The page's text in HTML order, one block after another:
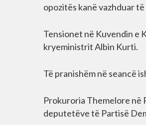
opozitës kanë vazhduar
Tensionet në Kuvendin e
kryeministrit Albin Kurti.
Të pranishëm në seancë
Prokuroria Themelore në
deputetëve të Partisë